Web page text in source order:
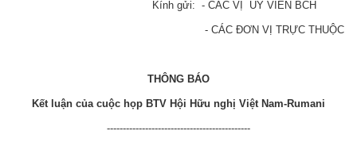
Kính gửi: - CÁC VỊ UỶ VIÊN BCH
- CÁC ĐƠN VỊ TRỰC THUỘC
THÔNG BÁO
Kết luận của cuộc họp BTV Hội Hữu nghị Việt Nam-Rumani
---------------------------------------------